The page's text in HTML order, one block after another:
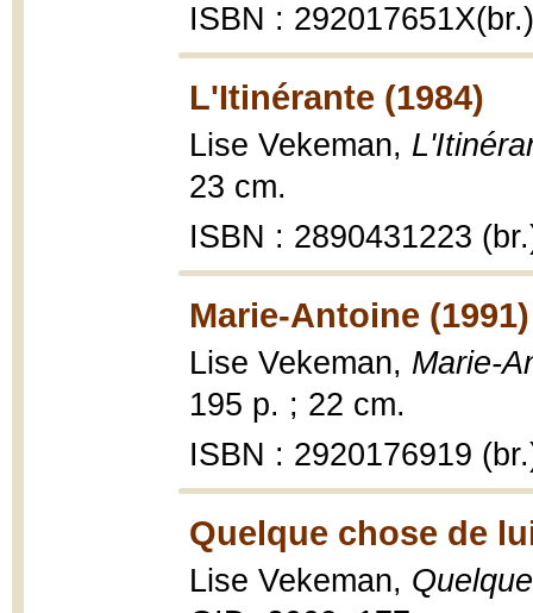
ISBN : 292017651X(br.)
L'Itinérante (1984)
Lise Vekeman,
23 cm.
ISBN : 2890431223
Marie-Antoine (1991)
Lise Vekeman, Marie-
195 p. ; 22 cm.
ISBN : 2920176919
Quelque chose de
Lise Vekeman,